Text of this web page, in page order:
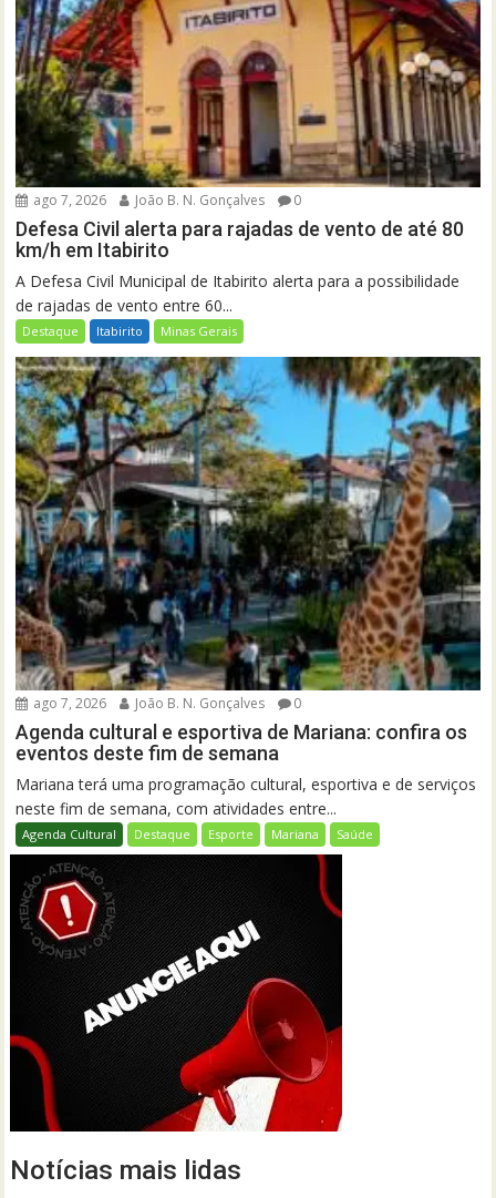
ago 7, 2026 João B. N. Gonçalves 0
Defesa Civil alerta para rajadas de vento de até 80
km/h em Itabirito
A Defesa Civil Municipal de Itabirito alerta para a possibilidade
de rajadas de vento entre 60...
Destaque Itabirito Minas Gerais
ago 7, 2026 João B. N. Gonçalves 0
Agenda cultural e esportiva de Mariana: confira os
eventos deste fim de semana
Mariana terá uma programação cultural, esportiva e de serviços
neste fim de semana, com atividades entre...
Agenda Cultural Destaque Esporte Mariana Saúde
Notícias mais lidas